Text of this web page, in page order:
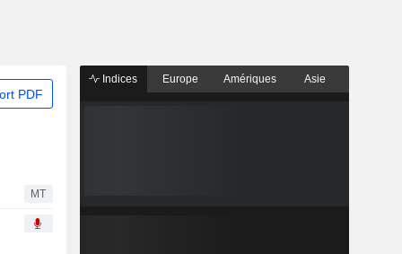
PDF
MT
Indices Europe Amériques Asie